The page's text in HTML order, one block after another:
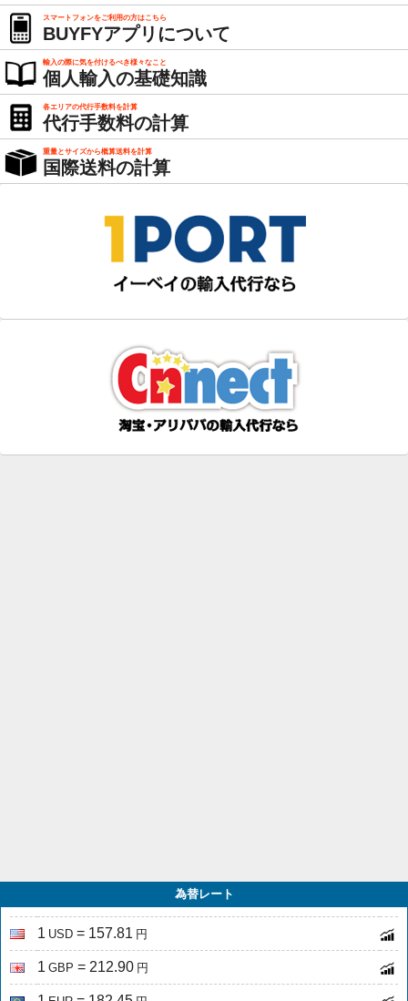
スマートフォンをご利用の方はこちら
BUYFYアプリについて
輸入の際に気を付けるべき様々なこと
個人輸入の基礎知識
各エリアの代行手数料を計算
代行手数料の計算
重量とサイズから概算送料を計算
国際送料の計算
為替レート
1 USD = 157.81 円
1 GBP = 212.90 円